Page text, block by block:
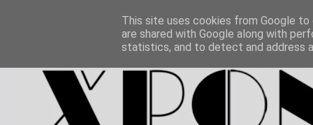
This site uses cookies from Google
are shared with Google along with
statistics, and to detect and address